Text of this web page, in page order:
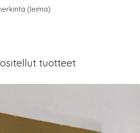
(leima)
tuotteet